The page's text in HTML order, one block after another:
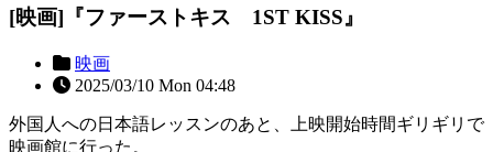
[映画]『ファーストキス 1ST KISS』
映画
2025/03/10 Mon 04:48
外国人への日本語レッスンのあと、上映開始時間ギリギリで
映画館に行った。